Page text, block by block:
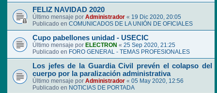
FELIZ NAVIDAD 2020
Último mensaje por Administrador « 19 Dic 2020, 20:05
Publicado en COMUNICADOS DE LA UNIÓN DE OFICIALES
Cupo pabellones unidad - USECIC
Último mensaje por ELECTRON « 25 Sep 2020, 21:25
Publicado en FORO GENERAL - TEMAS PROFESIONALES
Los jefes de la Guardia Civil prevén el colapso del
cuerpo por la paralización administrativa
Último mensaje por Administrador « 05 May 2020, 12:56
Publicado en NOTICIAS DE PORTADA